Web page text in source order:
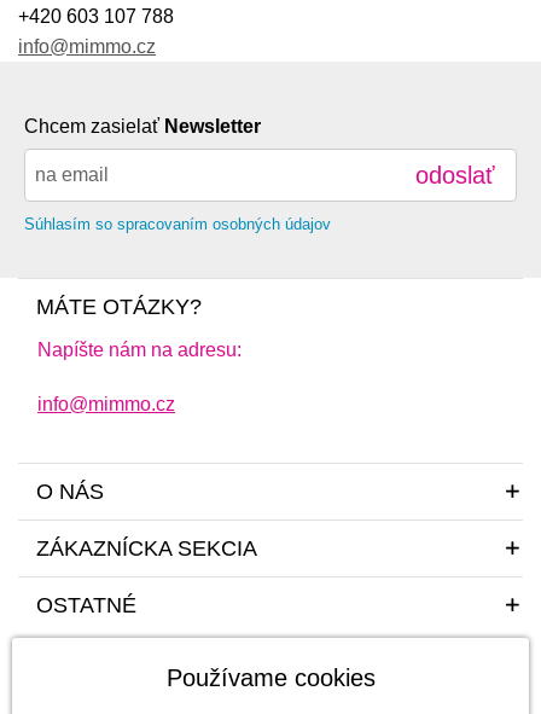
+420 603 107 788
info@mimmo.cz
Chcem zasielať Newsletter
odoslať
Súhlasím so spracovaním osobných údajov
MÁTE OTÁZKY?
Napíšte nám na adresu:
info@mimmo.cz
O NÁS
ZÁKAZNÍCKA SEKCIA
OSTATNÉ
Používame cookies